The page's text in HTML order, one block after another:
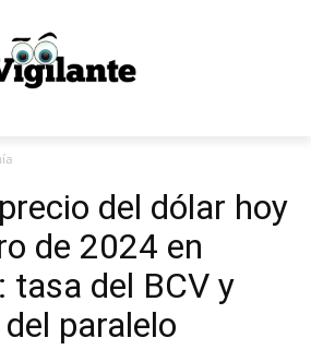
del dólar hoy
de 2024 en
tasa del BCV y
paralelo